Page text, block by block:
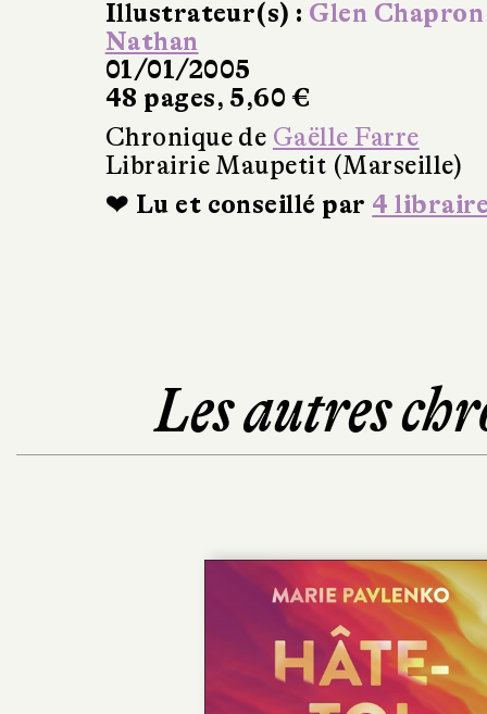
Illustrateur(s) : Glen Chapron
Nathan
01/01/2005
48 pages, 5,60 €
Chronique de Gaëlle Farre
Librairie Maupetit (Marseille)
❤ Lu et conseillé par 4
Les autres